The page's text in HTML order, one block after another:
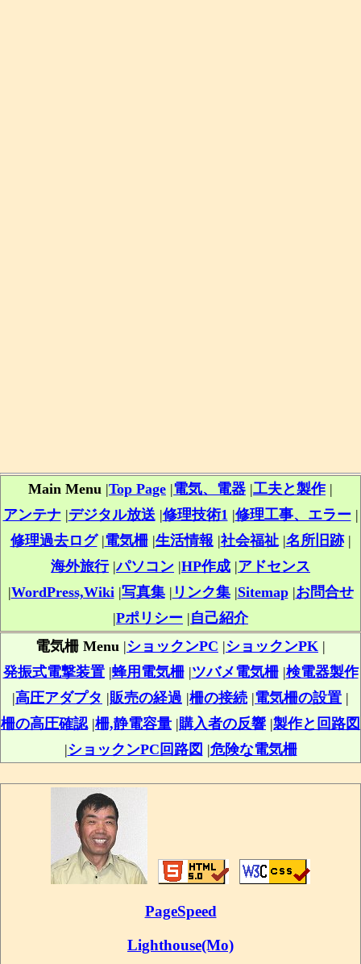
Main Menu |Top Page |電気、電器 |工夫と製作|
アンテナ|デジタル放送|修理技術1 |修理工事、エラー|
修理過去ログ|電気柵|生活情報 |社会福祉|名所旧跡|
海外旅行|パソコン |HP作成 |アドセンス
|WordPress,Wiki|写真集| リンク集|Sitemap|お問合せ
|Pポリシー |自己紹介
電気柵 Menu |ショックンPC |ショックンPK |
発振式電撃装置|蜂用電気柵|ツバメ電気柵|検電器製作
|高圧アダプタ |販売の経過 |柵の接続 |電気柵の設置 |
柵の高圧確認|柵,静電容量 |購入者の反響 |製作と回路図
|ショックンPC回路図 |危険な電気柵
PageSpeed
Lighthouse(Mo)